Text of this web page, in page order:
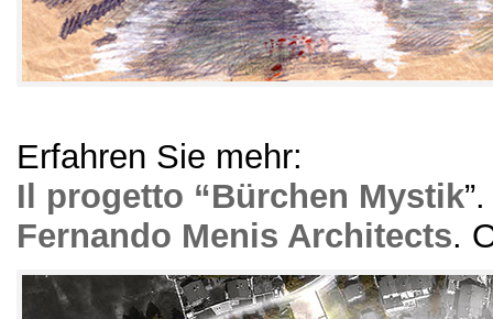
Erfahren Sie mehr:
Il progetto “Bürchen Mystik
Fernando Menis Architects.